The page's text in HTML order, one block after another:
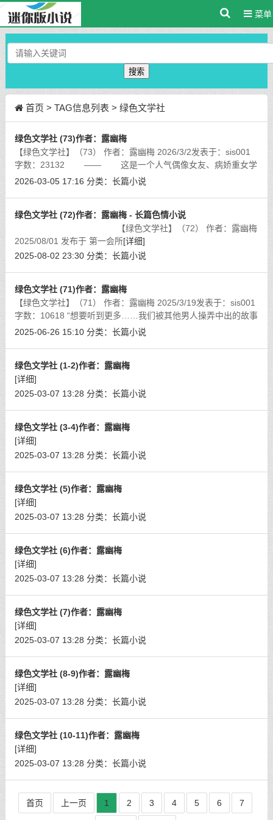
菜单
搜索
首页 > TAG信息列表 > 绿色文学社
绿色文学社 (73)作者：露幽梅
【绿色文学社】（73） 作者：露幽梅 2026/3/2发表于：sis001
字数：23132 —— 这是一个人气偶像女友、病娇重女学
妹、校花千金大小姐、冷面飒爽同级生、天使般纯洁可爱善良的
2026-03-05 17:16 分类： 长篇小说
绿色文学社 (72)作者：露幽梅 - 长篇色情小说
【绿色文学社】（72） 作者：露幽梅
2025/08/01 发布于 第一会所[详细]
2025-08-02 23:30 分类： 长篇小说
绿色文学社 (71)作者：露幽梅
【绿色文学社】（71） 作者：露幽梅 2025/3/19发表于：sis001
字数：10618 “想要听到更多……我们被其他男人操弄中出的故事
吗……？”[详细]
2025-06-26 15:10 分类： 长篇小说
绿色文学社 (1-2)作者：露幽梅
[详细]
2025-03-07 13:28 分类： 长篇小说
绿色文学社 (3-4)作者：露幽梅
[详细]
2025-03-07 13:28 分类： 长篇小说
绿色文学社 (5)作者：露幽梅
[详细]
2025-03-07 13:28 分类： 长篇小说
绿色文学社 (6)作者：露幽梅
[详细]
2025-03-07 13:28 分类： 长篇小说
绿色文学社 (7)作者：露幽梅
[详细]
2025-03-07 13:28 分类： 长篇小说
绿色文学社 (8-9)作者：露幽梅
[详细]
2025-03-07 13:28 分类： 长篇小说
绿色文学社 (10-11)作者：露幽梅
[详细]
2025-03-07 13:28 分类： 长篇小说
首页 上一页 1 2 3 4 5 6 7